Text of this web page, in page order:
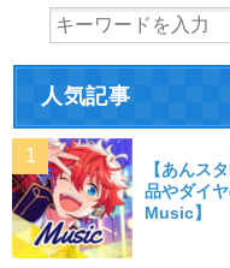
人気記事
【あんス
品やダイ
Music】